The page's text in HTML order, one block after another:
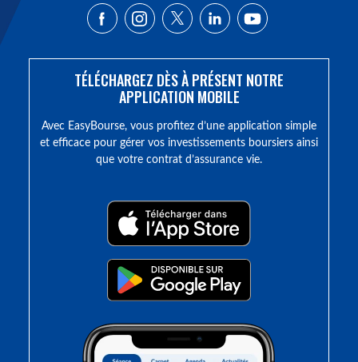
TÉLÉCHARGEZ DÈS À PRÉSENT NOTRE
APPLICATION MOBILE
Avec EasyBourse, vous profitez d’une application simple
et efficace pour gérer vos investissements boursiers ainsi
que votre contrat d’assurance vie.